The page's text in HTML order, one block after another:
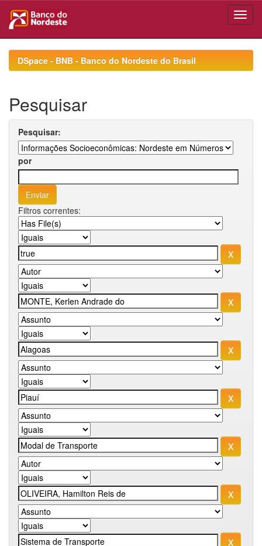
navigationDSpace - BNB - Banco do Nordeste do Brasil
Pesquisar
Pesquisar:
por
Filtros correntes: